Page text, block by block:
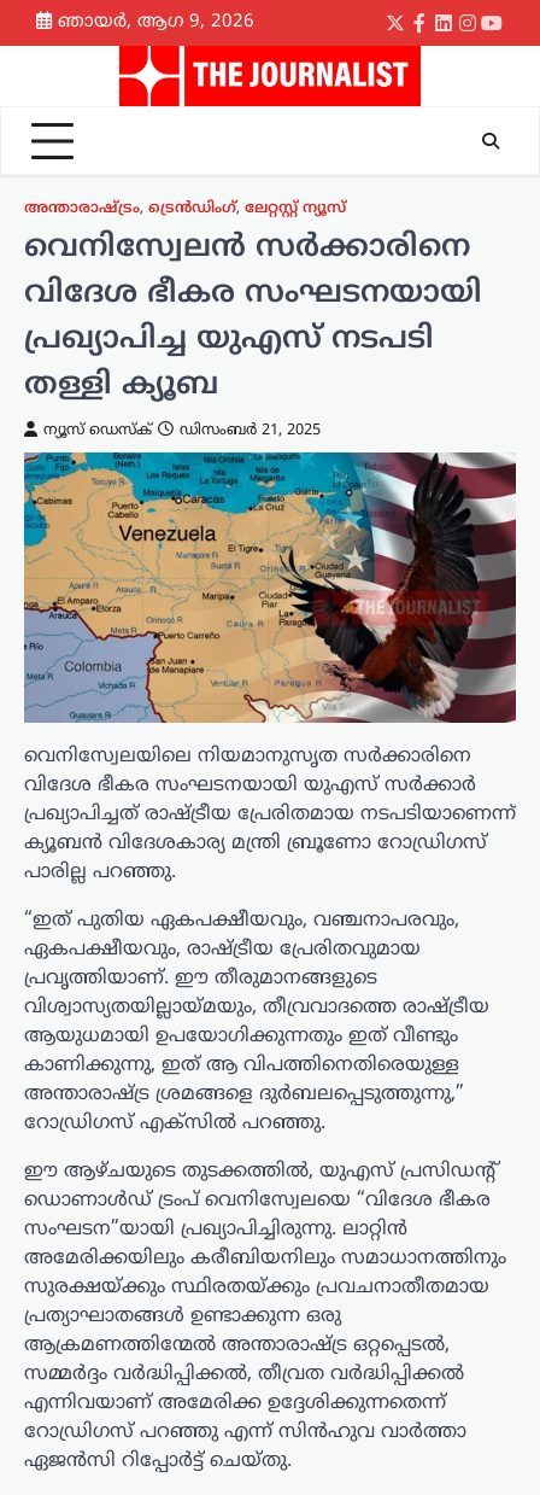
Skip
to
ഞായർ, ആഗ 9, 2026
Twitter
Facebook
LinkedIn
അന്താരാഷ്ട്രം, ട്രെൻഡിംഗ്, ലേറ്റസ്റ്റ് ന്യൂസ്
വെനിസ്വേലൻ സർക്കാരിനെ
വിദേശ ഭീകര സംഘടനയായി
പ്രഖ്യാപിച്ച യുഎസ് നടപടി
തള്ളി ക്യൂബ
ന്യൂസ് ഡെസ്ക് ഡിസംബർ 21, 2025
വെനിസ്വേലയിലെ നിയമാനുസൃത സർക്കാരിനെ
വിദേശ ഭീകര സംഘടനയായി യുഎസ് സർക്കാർ
പ്രഖ്യാപിച്ചത് രാഷ്ട്രീയ പ്രേരിതമായ നടപടിയാണെന്ന്
ക്യൂബൻ വിദേശകാര്യ മന്ത്രി ബ്രൂണോ റോഡ്രിഗസ്
പാരില്ല പറഞ്ഞു.
“ഇത് പുതിയ ഏകപക്ഷീയവും, വഞ്ചനാപരവും,
ഏകപക്ഷീയവും, രാഷ്ട്രീയ പ്രേരിതവുമായ
പ്രവൃത്തിയാണ്. ഈ തീരുമാനങ്ങളുടെ
വിശ്വാസ്യതയില്ലായ്മയും, തീവ്രവാദത്തെ രാഷ്ട്രീയ
ആയുധമായി ഉപയോഗിക്കുന്നതും ഇത് വീണ്ടും
കാണിക്കുന്നു, ഇത് ആ വിപത്തിനെതിരെയുള്ള
അന്താരാഷ്ട്ര ശ്രമങ്ങളെ ദുർബലപ്പെടുത്തുന്നു,”
റോഡ്രിഗസ് എക്‌സിൽ പറഞ്ഞു.
ഈ ആഴ്ചയുടെ തുടക്കത്തിൽ, യുഎസ് പ്രസിഡന്റ്
ഡൊണാൾഡ് ട്രംപ് വെനിസ്വേലയെ “വിദേശ ഭീകര
സംഘടന”യായി പ്രഖ്യാപിച്ചിരുന്നു. ലാറ്റിൻ
അമേരിക്കയിലും കരീബിയനിലും സമാധാനത്തിനും
സുരക്ഷയ്ക്കും സ്ഥിരതയ്ക്കും പ്രവചനാതീതമായ
പ്രത്യാഘാതങ്ങൾ ഉണ്ടാക്കുന്ന ഒരു
ആക്രമണത്തിന്മേൽ അന്താരാഷ്ട്ര ഒറ്റപ്പെടൽ,
സമ്മർദ്ദം വർദ്ധിപ്പിക്കൽ, തീവ്രത വർദ്ധിപ്പിക്കൽ
എന്നിവയാണ് അമേരിക്ക ഉദ്ദേശിക്കുന്നതെന്ന്
റോഡ്രിഗസ് പറഞ്ഞു എന്ന് സിൻഹുവ വാർത്താ
ഏജൻസി റിപ്പോർട്ട് ചെയ്തു.